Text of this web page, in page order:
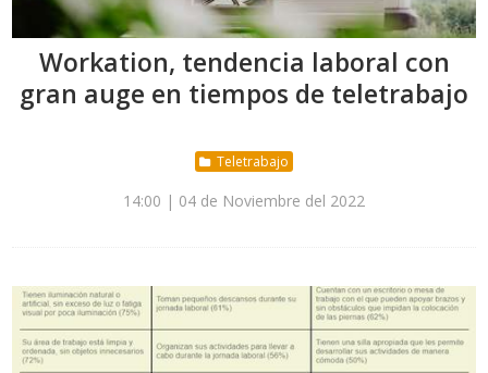
Workation, tendencia laboral con
gran auge en tiempos de teletrabajo
Teletrabajo
14:00 | 04 de Noviembre del 2022